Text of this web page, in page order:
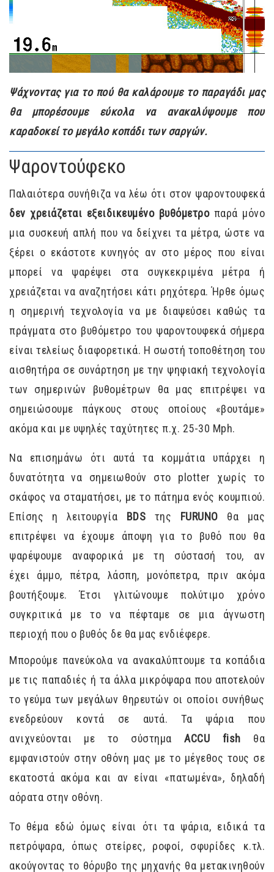
Ψάχνοντας για το πού θα καλάρουμε το παραγάδι μας
θα μπορέσουμε εύκολα να ανακαλύψουμε που
καραδοκεί το μεγάλο κοπάδι των σαργών.
Ψαροντούφεκο
Παλαιότερα συνήθιζα να λέω ότι στον ψαροντουφεκά
δεν χρειάζεται εξειδικευμένο βυθόμετροπαρά μόνο
μια συσκευή απλή που να δείχνει τα μέτρα, ώστε να
ξέρει ο εκάστοτε κυνηγός αν στο μέρος που είναι
μπορεί να ψαρέψει στα συγκεκριμένα μέτρα ή
χρειάζεται να αναζητήσει κάτι ρηχότερα. Ήρθε όμως
η σημερινή τεχνολογία να με διαψεύσει καθώς τα
πράγματα στο βυθόμετρο του ψαροντουφεκά σήμερα
είναι τελείως διαφορετικά. Η σωστή τοποθέτηση του
αισθητήρα σε συνάρτηση με την ψηφιακή τεχνολογία
των σημερινών βυθομέτρων θα μας επιτρέψει να
σημειώσουμε πάγκους στους οποίους «βουτάμε»
ακόμα και με υψηλές ταχύτητες π.χ. 25-30 Mph.
Να επισημάνω ότι αυτά τα κομμάτια υπάρχει η
δυνατότητα να σημειωθούν στο plotter χωρίς το
σκάφος να σταματήσει, με το πάτημα ενός κουμπιού.
Επίσης η λειτουργία BDS της FURUNO θα μας
επιτρέψει να έχουμε άποψη για το βυθό που θα
ψαρέψουμε αναφορικά με τη σύστασή του, αν
έχει άμμο, πέτρα, λάσπη, μονόπετρα, πριν ακόμα
βουτήξουμε. Έτσι γλιτώνουμε πολύτιμο χρόνο
συγκριτικά με το να πέφταμε σε μια άγνωστη
περιοχή που ο βυθός δε θα μας ενδιέφερε.
Μπορούμε πανεύκολα να ανακαλύπτουμε τα κοπάδια
με τις παπαδιές ή τα άλλα μικρόψαρα που αποτελούν
το γεύμα των μεγάλων θηρευτών οι οποίοι συνήθως
ενεδρεύουν κοντά σε αυτά. Τα ψάρια που
ανιχνεύονται με το σύστημαACCU fish θα
εμφανιστούν στην οθόνη μας με το μέγεθος τους σε
εκατοστά ακόμα και αν είναι «πατωμένα», δηλαδή
αόρατα στην οθόνη.
Το θέμα εδώ όμως είναι ότι τα ψάρια, ειδικά τα
πετρόψαρα, όπως στείρες, ροφοί, σφυρίδες κ.τλ.
ακούγοντας το θόρυβο της μηχανής θα μετακινηθούν